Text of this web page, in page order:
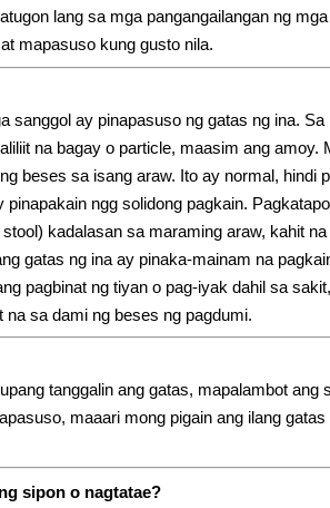
lang sa mga pangangailangan ng
mapasuso kung gusto nila.
ay pinapasuso ng gatas ng ina. Sa
na bagay o particle, maasim ang amoy.
beses sa isang araw. Ito ay normal, hindi
ngg solidong pagkain.
kadalasan sa maraming araw, kahit
gatas ng ina ay pinaka-mainam na
pagbinat ng tiyan o pag-iyak dahil sa
na sa dami ng beses ng pagdumi.
tanggalin ang gatas, mapalambot ang
maaari mong pigain ang ilang
sipon o nagtatae?